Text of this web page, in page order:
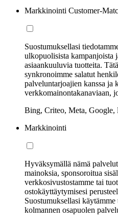
Markkinointi Customer-
Suostumuksellasi
ulkopuolisista kampanjoista
asiaankuuluvia tuotteita.
synkronoimme salatut
palveluntarjoajien kanssa ja
verkkomainontakanaviaan,
Bing, Criteo, Meta,
Markkinointi
Hyväksymällä nämä
mainoksia, sponsoroitua
verkkosivustostamme tai
ostokäyttäytymisesi
Suostumuksellasi
kolmannen osapuolen